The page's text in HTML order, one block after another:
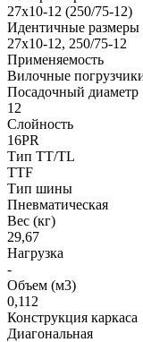
27x10-12 (250/75-12)
Идентичные размеры
27x10-12, 250/75-12
Применяемость
Вилочные
Посадочный диаметр
12
Слойность
16PR
Тип TT/TL
TTF
Тип шины
Пневматическая
Вес (кг)
29,67
Нагрузка
-
Объем (м3)
0,112
Конструкция каркаса
Диагональная